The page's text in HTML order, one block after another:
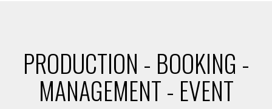
PRODUCTION - BOOKING -
MANAGEMENT - EVENT